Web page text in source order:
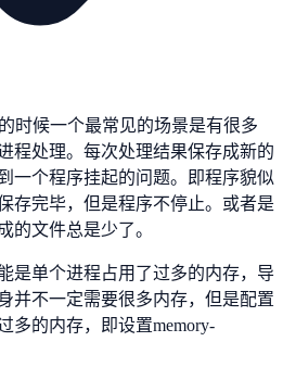
时候一个最常见的场景是有很多
程处理。每次处理结果保存成新的
一个程序挂起的问题。即程序貌似
存完毕，但是程序不停止。或者是
的文件总是少了。
是单个进程占用了过多的内存，导
并不一定需要很多内存，但是配置
多的内存，即设置memory-